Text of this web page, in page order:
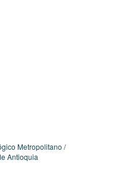
Metropolitano
Antioquia